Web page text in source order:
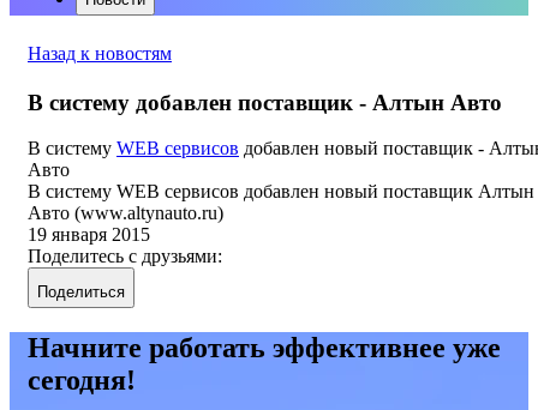
Назад к новостям
В систему добавлен поставщик - Алтын Авто
В систему WEB сервисов добавлен новый поставщик -
Авто
В систему WEB сервисов добавлен новый поставщик Алтын
Авто (www.altynauto.ru)
19 января 2015
Поделитесь с друзьями:
Поделиться
Начните работать эффективнее уже
сегодня!